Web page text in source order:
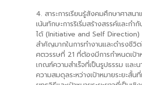
4. สาระการเรียนรู้สังคมศึกษาศาสน
เน้นทักษะการริเริ่มสร้างสรรค์และกำ
ได้ (Initiative and Self Direction)
สำคัญมากในการทำงานและดำรงชีวิต
ศตวรรษที่ 21 ที่ต้องมีการกำหนดเป้า
เกณฑ์ความสำเร็จที่เป็นรูปธรรม และ
ความสมดุลระหว่างเป้าหมายระยะสั้นที่